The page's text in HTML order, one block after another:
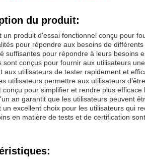
du produit:
un produit d'essai fonctionnel conçu pour
pour répondre aux besoins de
suffisantes pour répondre à leurs besoins
sont conçus pour fournir aux utilisateurs
aux utilisateurs de tester rapidement et
utilisateurs.permettre aux utilisateurs
conçu pour simplifier et rendre plus
an garantit que les utilisateurs peuvent
un excellent choix pour les utilisateurs qui
en matière de tests et de certification